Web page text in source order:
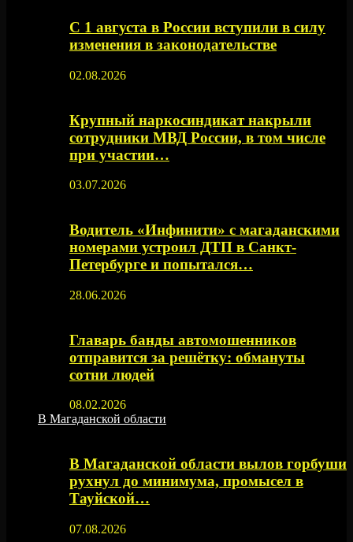
С 1 августа в России вступили в силу
изменения в законодательстве
02.08.2026
Крупный наркосиндикат накрыли
сотрудники МВД России, в том числе
при участии…
03.07.2026
Водитель «Инфинити» с магаданскими
номерами устроил ДТП в Санкт-
Петербурге и попытался…
28.06.2026
Главарь банды автомошенников
отправится за решётку: обмануты
сотни людей
08.02.2026
В Магаданской области
В Магаданской области вылов горбуши
рухнул до минимума, промысел в
Тауйской…
07.08.2026